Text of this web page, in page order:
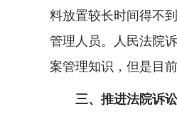
料放置较长时间得不
管理人员。人民法院
案管理知识，但是目
三、推进法院诉讼